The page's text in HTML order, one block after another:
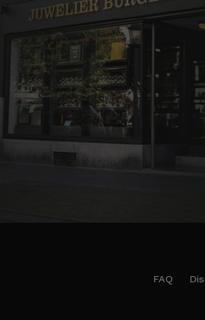
FAQ